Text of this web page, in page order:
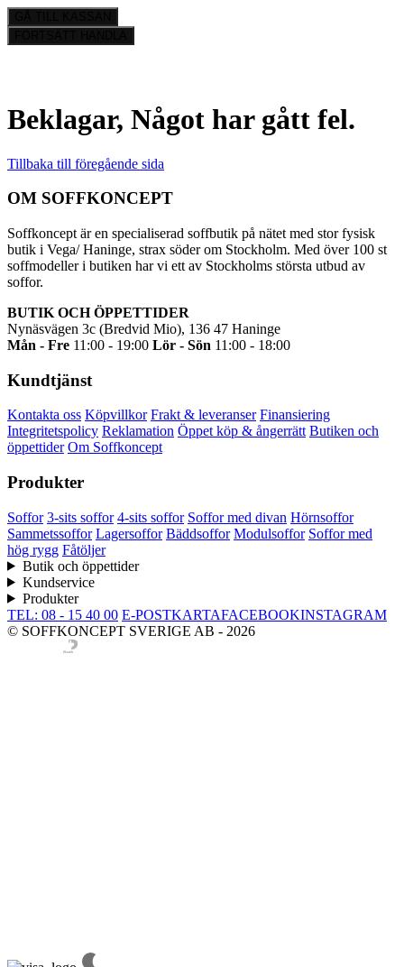
Beklagar, Något har gått fel.
Tillbaka till föregående sida
OM SOFFKONCEPT
Soffkoncept är en specialiserad soffbutik på nätet med stor fysisk
butik i Vega/ Haninge, strax söder om Stockholm. Med över 100 st
soffmodeller i butiken har vi ett av Stockholms största utbud av
soffor.
BUTIK OCH ÖPPETTIDER
Nynäsvägen 3c (Bredvid Mio), 136 47 Haninge
Mån - Fre 11:00 - 19:00 Lör - Sön 11:00 - 18:00
Kundtjänst
Kontakta oss Köpvillkor Frakt & leveranser Finansiering
Integritetspolicy Reklamation Öppet köp & ångerrätt Butiken och
öppettider Om Soffkoncept
Produkter
Soffor 3-sits soffor 4-sits soffor Soffor med divan Hörnsoffor
Sammetssoffor Lagersoffor Bäddsoffor Modulsoffor Soffor med
hög rygg Fåtöljer
Butik och öppettider
Kundservice
Produkter
TEL: 08 - 15 40 00 E-POSTKARTAFACEBOOKINSTAGRAM
© SOFFKONCEPT SVERIGE AB - 2026